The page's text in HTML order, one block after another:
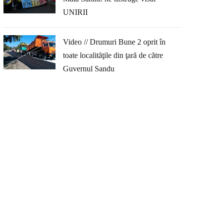
UNIRII
Video // Drumuri Bune 2 oprit în
toate localităţile din ţară de către
Guvernul Sandu